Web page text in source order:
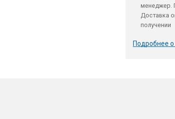
менеджер.
Доставка
получении
Подробнее о